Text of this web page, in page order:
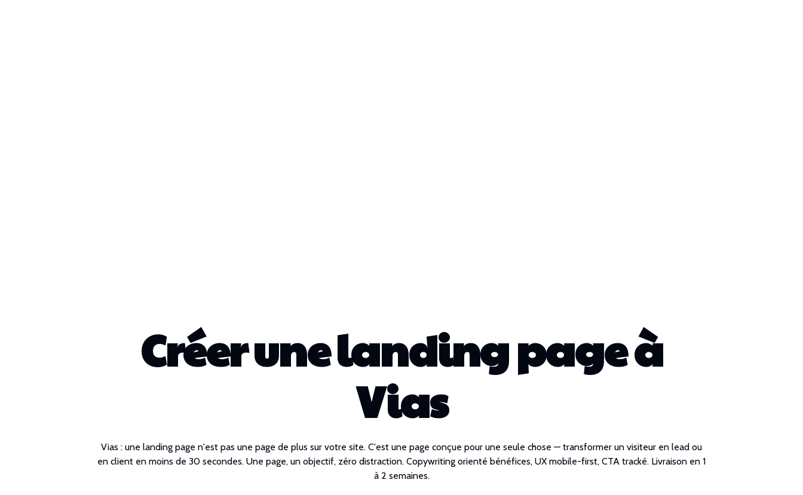
Créer une landing page à
Vias
Vias : une landing page n'est pas une page de plus sur votre site. C'est une page conçue pour une seule chose — transformer un visiteur en lead ou
en client en moins de 30 secondes. Une page, un objectif, zéro distraction. Copywriting orienté bénéfices, UX mobile-first, CTA tracké. Livraison en 1
à 2 semaines.